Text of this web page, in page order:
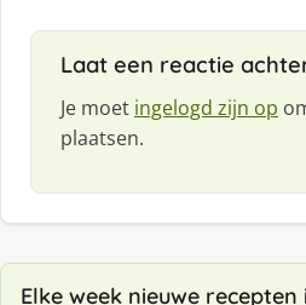
Laat een reactie
Je moet ingelogd zijn op
plaatsen.
Elke week nieuwe